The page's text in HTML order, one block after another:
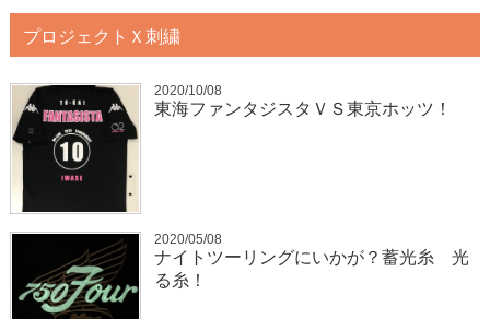
プロジェクトＸ刺繍
2020/10/08
東海ファンタジスタＶＳ東京ホッツ！
2020/05/08
ナイトツーリングにいかが？蓄光糸 光
る糸！